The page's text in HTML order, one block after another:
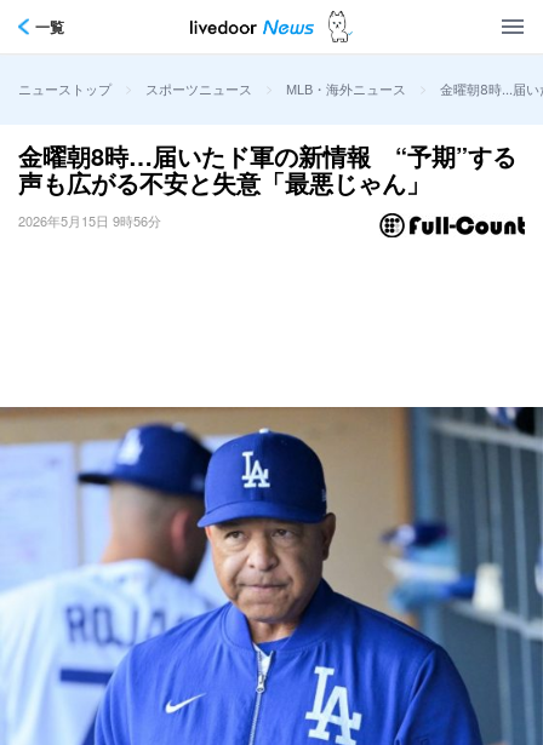
一覧
ニューストップ > スポーツニュース > MLB・海外ニュース > 金曜朝8時…届い
金曜朝8時…届いたド軍の新情報 “予期”する
声も広がる不安と失意「最悪じゃん」
2026年5月15日 9時56分